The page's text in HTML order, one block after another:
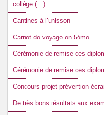
collège (…)
Cantines à l’unisson
Carnet de voyage en 5ème
Cérémonie de remise des
Cérémonie de remise des
Concours projet prévention
De très bons résultats aux